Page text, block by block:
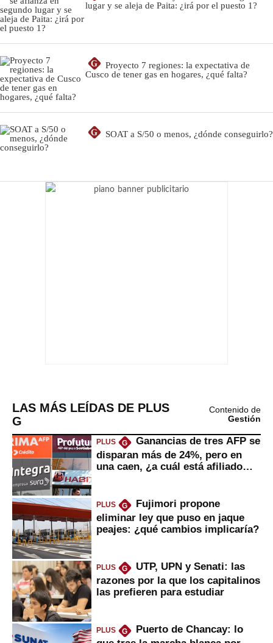
lugar y se aleja de Paita: ¿irá por el puesto 1?
G
Proyecto 7 regiones: la expectativa de
Cusco de tener gas en hogares, ¿qué falta?
G SOAT a S/50 o menos, ¿dónde conseguirlo?
LAS MÁS LEÍDAS DE PLUS
G
Contenido de
Gestión
PLUS G
Ganancias de tres AFP se
disparan más de 24%, pero en
una caen, ¿a cuál está afiliado
PLUS G
Fujimori propone
eliminar ley que puso en jaque
peajes: ¿qué cambios implicaría?
PLUS G
UTP, UPN y Senati: las
razones por la que los capitalinos
las prefieren para estudiar
PLUS G
Puerto de Chancay: lo